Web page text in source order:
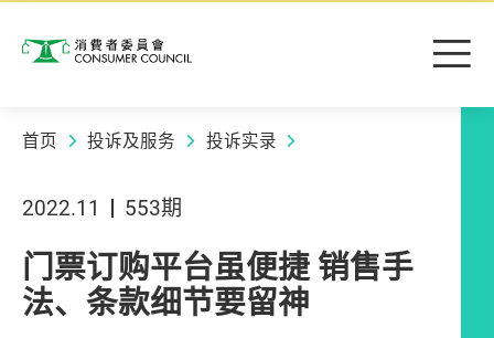
消费者委员会 目
首页 投诉及服务 投诉实录
2022.11 553期
门票订购平台虽便捷 销售手
法、条款细节要留神